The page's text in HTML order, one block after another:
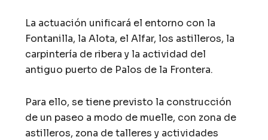
La actuación unificará el entorno con la
Fontanilla, la Alota, el Alfar, los astilleros, la
carpintería de ribera y la actividad del
antiguo puerto de Palos de la Frontera.
Para ello, se tiene previsto la construcción
de un paseo a modo de muelle, con zona de
astilleros, zona de talleres y actividades